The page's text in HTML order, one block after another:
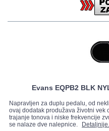
Evans EQPB2 BLK
Napravljen za duplu pedalu, od
ovaj dodatak produžava životni vek
trajanje tonova i niske frekvencije
se nalaze dve nalepnice.